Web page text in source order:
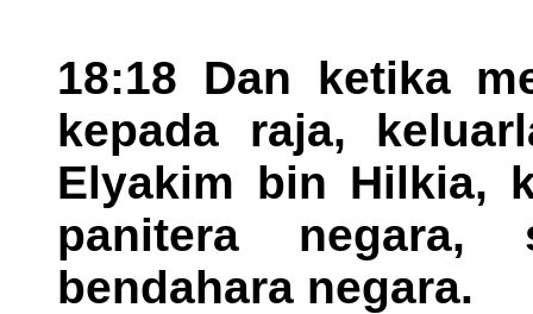
18:18 Dan ketika
kepada raja,
Elyakim bin Hilkia,
panitera
bendahara negara.